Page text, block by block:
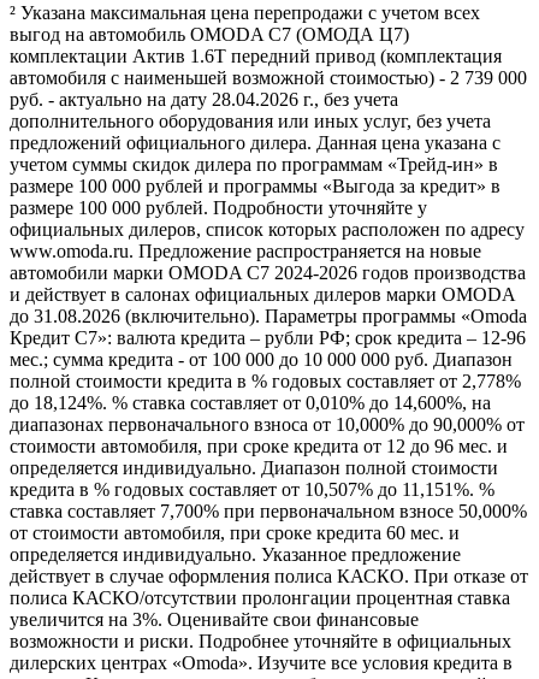
² Указана максимальная цена перепродажи с учетом всех
выгод на автомобиль OMODA C7 (ОМОДА Ц7)
комплектации Актив 1.6T передний привод (комплектация
автомобиля с наименьшей возможной стоимостью) - 2 739 000
руб. - актуально на дату 28.04.2026 г., без учета
дополнительного оборудования или иных услуг, без учета
предложений официального дилера. Данная цена указана с
учетом суммы скидок дилера по программам «Трейд-ин» в
размере 100 000 рублей и программы «Выгода за кредит» в
размере 100 000 рублей. Подробности уточняйте у
официальных дилеров, список которых расположен по адресу
www.omoda.ru. Предложение распространяется на новые
автомобили марки OMODA C7 2024-2026 годов производства
и действует в салонах официальных дилеров марки OMODA
до 31.08.2026 (включительно). Параметры программы «Omoda
Кредит C7»: валюта кредита – рубли РФ; срок кредита – 12-96
мес.; сумма кредита - от 100 000 до 10 000 000 руб. Диапазон
полной стоимости кредита в % годовых составляет от 2,778%
до 18,124%. % ставка составляет от 0,010% до 14,600%, на
диапазонах первоначального взноса от 10,000% до 90,000% от
стоимости автомобиля, при сроке кредита от 12 до 96 мес. и
определяется индивидуально. Диапазон полной стоимости
кредита в % годовых составляет от 10,507% до 11,151%. %
ставка составляет 7,700% при первоначальном взносе 50,000%
от стоимости автомобиля, при сроке кредита 60 мес. и
определяется индивидуально. Указанное предложение
действует в случае оформления полиса КАСКО. При отказе от
полиса КАСКО/отсутствии пролонгации процентная ставка
увеличится на 3%. Оценивайте свои финансовые
возможности и риски. Подробнее уточняйте в официальных
дилерских центрах «Omoda». Изучите все условия кредита в